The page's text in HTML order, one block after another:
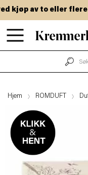
Hopp
til
kjøp av to eller flere
Hjem ROMDUFT